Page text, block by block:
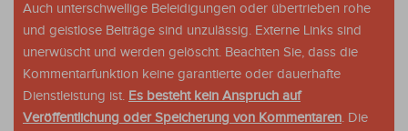
Auch unterschwellige Beleidigungen oder übertrieben rohe
und geistlose Beiträge sind unzulässig. Externe Links sind
unerwüscht und werden gelöscht. Beachten Sie, dass die
Kommentarfunktion keine garantierte oder dauerhafte
Dienstleistung ist. Es besteht kein Anspruch auf
Veröffentlichung oder Speicherung von Kommentaren. Die